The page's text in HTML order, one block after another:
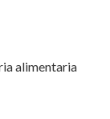
alimentaria